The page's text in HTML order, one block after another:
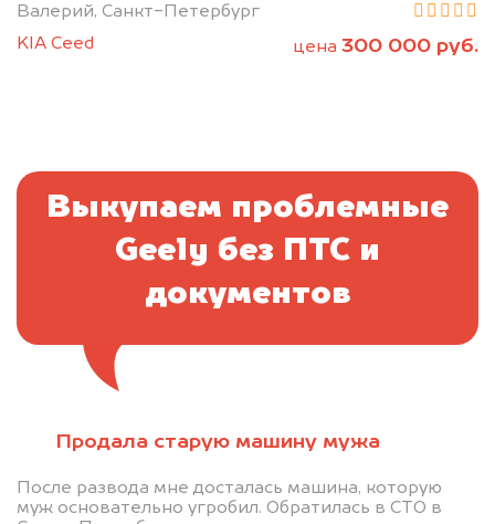
Валерий, Санкт-Петербург
KIA Ceed
цена 300 000 руб.
Продала старую машину мужа
После развода мне досталась машина, которую
муж основательно угробил. Обратилась в СТО в
Выкупаем проблемные
Geely без ПТС и
документов
минуту эксперт-оценщик назовёт сумму.
1. Сфотографируйте машину: